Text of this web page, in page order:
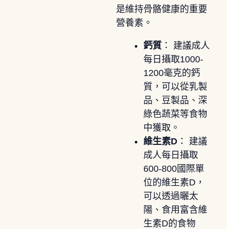
是維持骨骼健康的重要
營養素。
鈣質： 建議成人
每日攝取1000-
1200毫克的鈣
質，可以從乳製
品、豆製品、深
綠色蔬菜等食物
中獲取。
維生素D： 建議
成人每日攝取
600-800國際單
位的維生素D，
可以透過曬太
陽、食用富含維
生素D的食物